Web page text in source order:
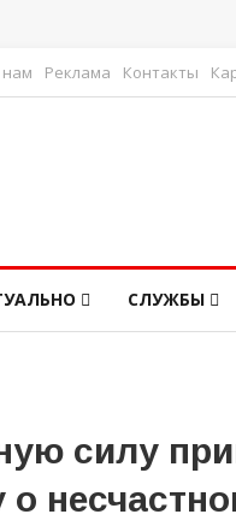
Реклама Контакты
СЛУЖБЫ
силу